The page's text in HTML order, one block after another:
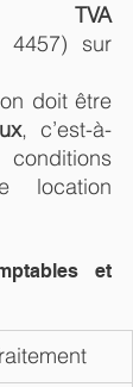
TVA
4457) sur
doit être
, c’est-à-
location
et